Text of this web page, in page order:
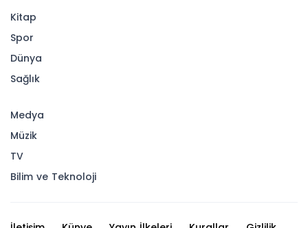
Kitap
Spor
Dünya
Sağlık
Medya
Müzik
TV
Bilim ve Teknoloji